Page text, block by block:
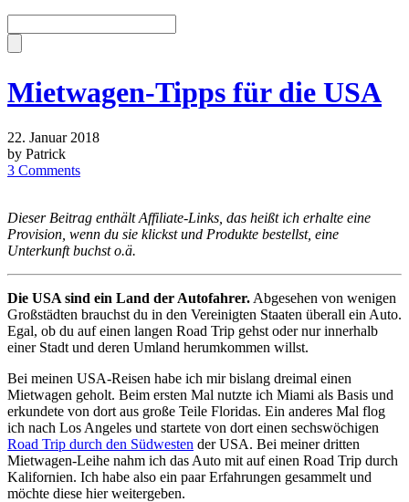
Mietwagen-Tipps für die USA
22. Januar 2018
by Patrick
3 Comments
Dieser Beitrag enthält Affiliate-Links, das heißt ich erhalte eine
Provision, wenn du sie klickst und Produkte bestellst, eine
Unterkunft buchst o.ä.
Die USA sind ein Land der Autofahrer. Abgesehen von wenigen
Großstädten brauchst du in den Vereinigten Staaten überall ein Auto.
Egal, ob du auf einen langen Road Trip gehst oder nur innerhalb
einer Stadt und deren Umland herumkommen willst.
Bei meinen USA-Reisen habe ich mir bislang dreimal einen
Mietwagen geholt. Beim ersten Mal nutzte ich Miami als Basis und
erkundete von dort aus große Teile Floridas. Ein anderes Mal flog
ich nach Los Angeles und startete von dort einen sechswöchigen
Road Trip durch den Südwesten der USA. Bei meiner dritten
Mietwagen-Leihe nahm ich das Auto mit auf einen Road Trip durch
Kalifornien. Ich habe also ein paar Erfahrungen gesammelt und
möchte diese hier weitergeben.